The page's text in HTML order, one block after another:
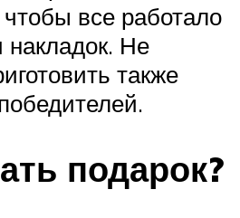
все работало
накладок. Не
также
подарок?